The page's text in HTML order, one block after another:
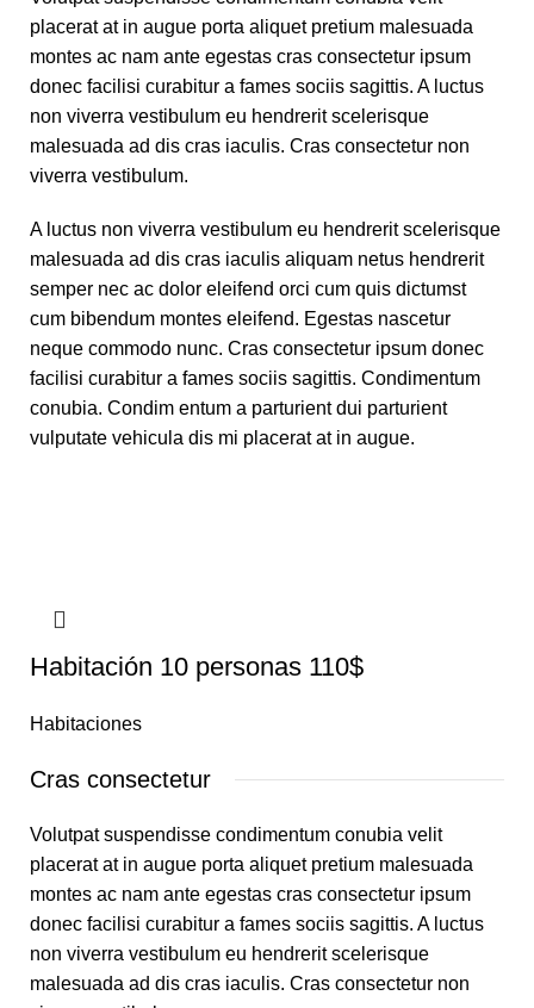
placerat at in augue porta aliquet pretium malesuada
montes ac nam ante egestas cras consectetur ipsum
donec facilisi curabitur a fames sociis sagittis. A luctus
non viverra vestibulum eu hendrerit scelerisque
malesuada ad dis cras iaculis. Cras consectetur non
viverra vestibulum.
A luctus non viverra vestibulum eu hendrerit scelerisque
malesuada ad dis cras iaculis aliquam netus hendrerit
semper nec ac dolor eleifend orci cum quis dictumst
cum bibendum montes eleifend. Egestas nascetur
neque commodo nunc. Cras consectetur ipsum donec
facilisi curabitur a fames sociis sagittis. Condimentum
conubia. Condim entum a parturient dui parturient
vulputate vehicula dis mi placerat at in augue.
Habitación 10 personas 110$
Habitaciones
Cras consectetur
Volutpat suspendisse condimentum conubia velit
placerat at in augue porta aliquet pretium malesuada
montes ac nam ante egestas cras consectetur ipsum
donec facilisi curabitur a fames sociis sagittis. A luctus
non viverra vestibulum eu hendrerit scelerisque
malesuada ad dis cras iaculis. Cras consectetur non